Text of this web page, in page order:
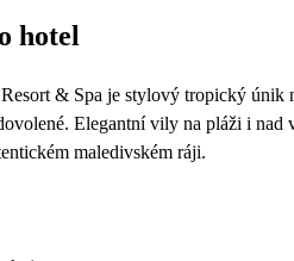
hotel
& Spa je stylový tropický
Elegantní vily na pláži i
maledivském ráji.